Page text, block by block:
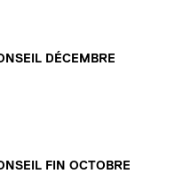
DÉCEMBRE
FIN OCTOBRE